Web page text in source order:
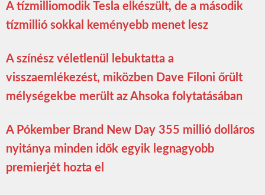
A tízmilliomodik Tesla elkészült, de a második
tízmillió sokkal keményebb menet lesz
A színész véletlenül lebuktatta a
visszaemlékezést, miközben Dave Filoni őrült
mélységekbe merült az Ahsoka folytatásában
A Pókember Brand New Day 355 millió dolláros
nyitánya minden idők egyik legnagyobb
premierjét hozta el